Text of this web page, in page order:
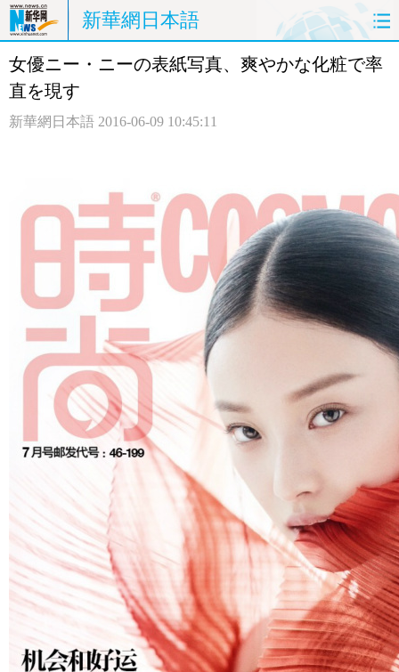
新華網日本語
ホームページ 政治 経済
中日対訳
女優ニー・ニーの表紙写真、爽やかな化粧で率
直を現す
新華網日本語 2016-06-09 10:45:11